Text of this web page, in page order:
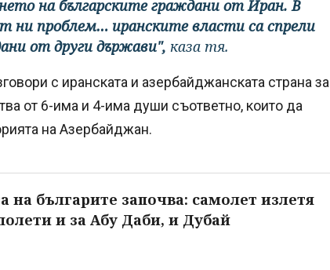
на българските граждани от Иран. В
ни проблем… иранските власти са спрели
от други държави", каза тя.
с иранската и азербайджанската страна за
от 6-има и 4-има души съответно, които да
на Азербайджан.
на българите започва: самолет излетя
и за Абу Даби, и Дубай